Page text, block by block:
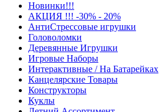
Новинки!!!
АКЦИЯ !!! -30% - 20%
АнтиСтрессовые игрушки
Головоломки
Деревянные Игрушки
Игровые Наборы
Интерактивные / На Батарейках
Канцелярские Товары
Конструкторы
Куклы